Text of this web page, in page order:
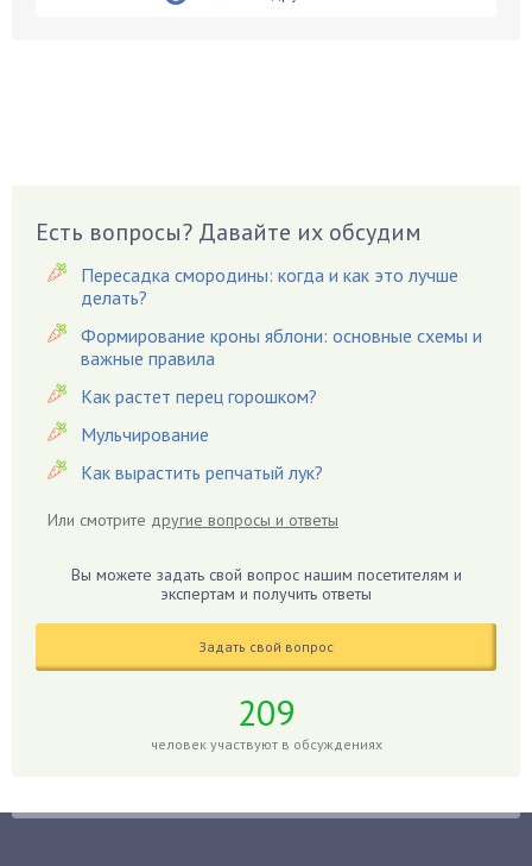
Вишня
Вредители
Гардения
Гацания
Гвоздики
Георгины
Герань
Гиацинт
Гиппеаструм
Годжи
Голубика
Есть вопросы? Давайте их обсудим
Пересадка смородины: когда и как это лучше
делать?
Формирование кроны яблони: основные схемы и
важные правила
Как растет перец горошком?
Мульчирование
Как вырастить репчатый лук?
Или смотрите другие вопросы и ответы
Вы можете задать свой вопрос нашим посетителям и
экспертам и получить ответы
Задать свой вопрос
209
человек участвуют в обсуждениях